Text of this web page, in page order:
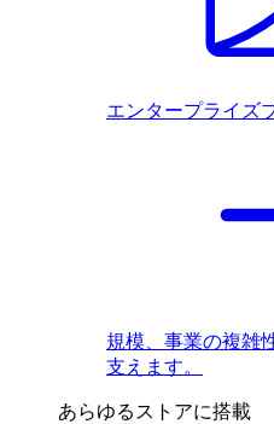
エンタープライズ
規模、事業の複雑
支えます。
あらゆるストアに搭載